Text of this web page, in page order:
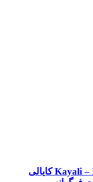
Kayali – Maui in a Bottle Sweet Banana کایالی